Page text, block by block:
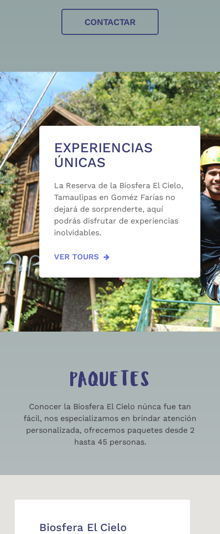
CONTACTAR
EXPERIENCIAS
ÚNICAS
La Reserva de la Biosfera El Cielo,
Tamaulipas en Goméz Farías no
dejará de sorprenderte, aquí
podrás disfrutar de experiencias
inolvidables.
VER TOURS
PAQUETES
Conocer la Biosfera El Cielo núnca fue tan
fácil, nos especializamos en brindar atención
personalizada, ofrecemos paquetes desde 2
hasta 45 personas.
Biosfera El Cielo